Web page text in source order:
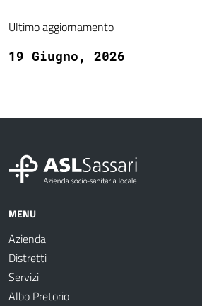
Ultimo aggiornamento
19 Giugno, 2026
MENU
Azienda
Distretti
Servizi
Albo Pretorio